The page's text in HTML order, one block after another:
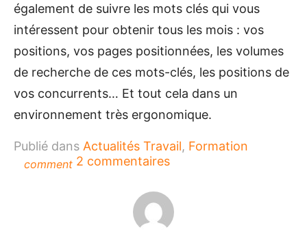
également de suivre les mots clés qui vous
intéressent pour obtenir tous les mois : vos
positions, vos pages positionnées, les volumes
de recherche de ces mots-clés, les positions de
vos concurrents… Et tout cela dans un
environnement très ergonomique.
Publié dans Actualités Travail, Formation
comment 2 commentairessur
visibilité
en